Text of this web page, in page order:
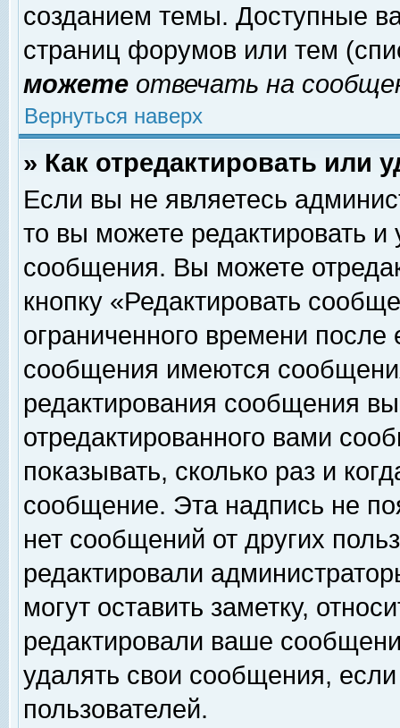
созданием темы. Доступные
страниц форумов или тем
можете отвечать на
Вернуться наверх
» Как отредактировать или
Если вы не являетесь
то вы можете редактировать и
сообщения. Вы можете
кнопку «Редактировать
ограниченного времени
сообщения имеются
редактирования сообщения
отредактированного вами
показывать, сколько раз и
сообщение. Эта надпись не
нет сообщений от других
редактировали
могут оставить заметку,
редактировали ваше
удалять свои сообщения,
пользователей.